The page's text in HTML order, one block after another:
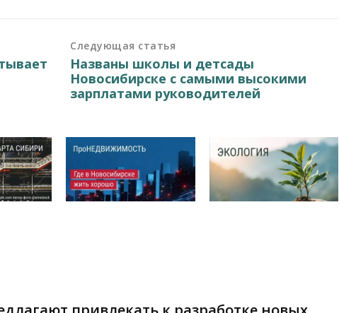
Следующая статья
Названы школы и детсады
Новосибирске с самыми высокими
зарплатами руководителей